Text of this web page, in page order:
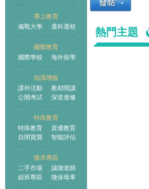
專上教育
備戰大學
選科選校
國際教育
國際學校
海外留學
知識增值
課外活動
教材閱讀
公開考試
深造進修
特殊教育
特殊教育
資優教育
自閉寶寶
智能評估
徵求專區
二手市場
誠徵老師
組班專區
徵保母車
熱門主題